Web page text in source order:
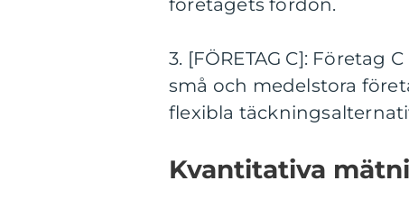
företagets fordon.
3. [FÖRETAG C]:
små och medelstora
flexibla
Kvantitativa